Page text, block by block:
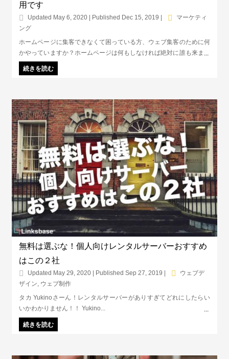
用です
Updated May 6, 2020 | Published Dec 15, 2019
マーケティ
ング
ホームページに集客できなくて困っている方、ウェブ集客のために何
かやっていますか？ホームページは何もしなければ絶対に誰も来ませ
ん。ホームページに集客するには、SEO対策と広告運用がキーです。
今日から無料で始められる方法をご紹介します。
続きを読む
無料は選ぶな！個人向けレンタルサーバーおすすめ
はこの２社
Updated May 29, 2020 | Published Sep 27, 2019
ウェブデ
ザイン, ウェブ制作
タカ Yukinoさーん！レンタルサーバーがありすぎてどれにしたらい
いかわかりません！！ Yukino...
続きを読む